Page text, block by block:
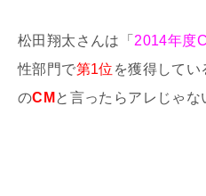
松田翔太さんは「 2014年度
性部門で第1位 を獲得して
のCM と言ったらアレじゃな